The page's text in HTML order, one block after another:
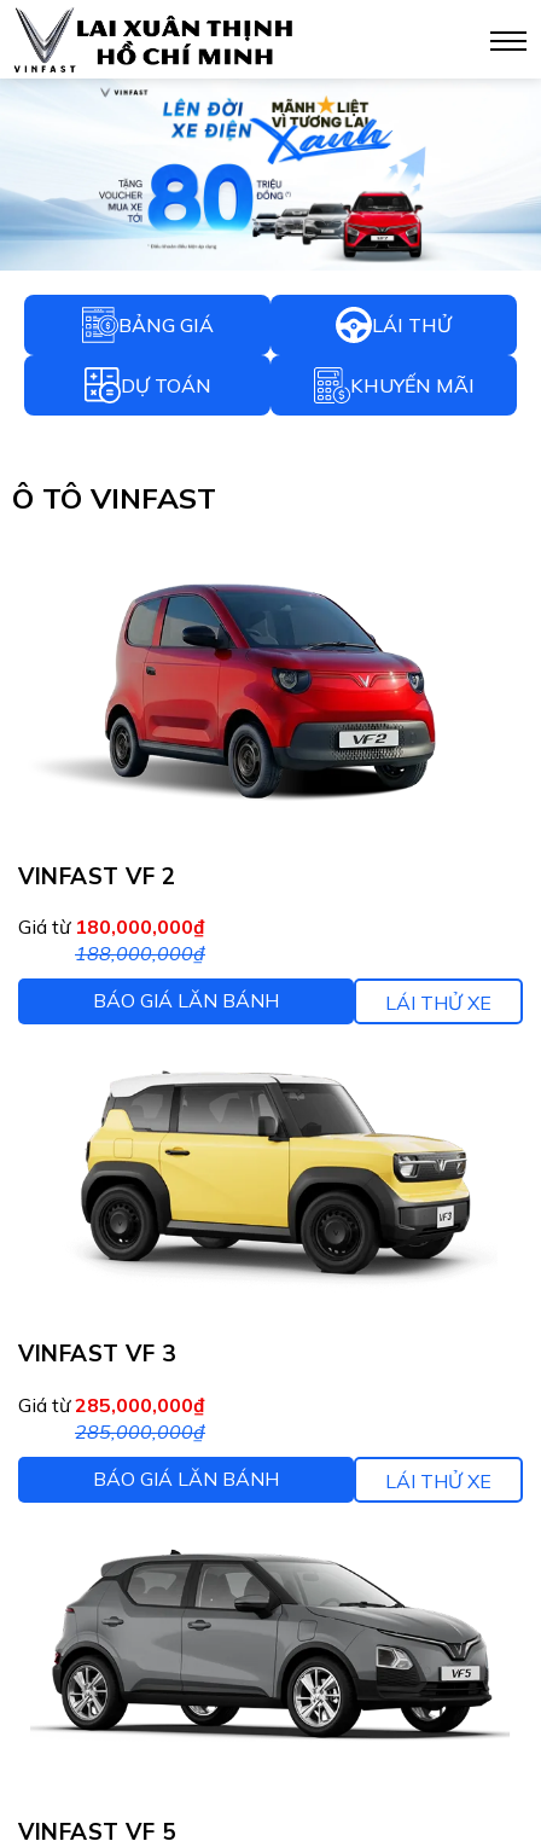
BẢNG GIÁ LÁI THỬ
DỰ TOÁN KHUYẾN MÃI
Ô TÔ VINFAST
VINFAST VF 2
Giá từ 180,000,000₫
188,000,000₫
BÁO GIÁ LĂN BÁNH
LÁI THỬ XE
VINFAST VF 3
Giá từ285,000,000₫
285,000,000₫
BÁO GIÁ LĂN BÁNH
LÁI THỬ XE
VINFAST VF 5